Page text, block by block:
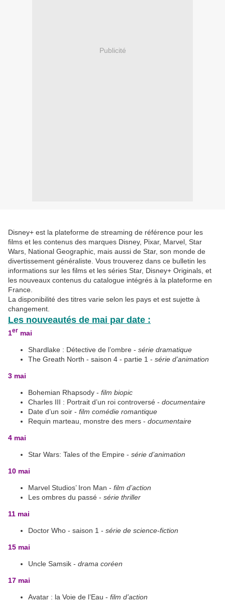
Publicité
Disney+ est la plateforme de streaming de référence pour les
films et les contenus des marques Disney, Pixar, Marvel, Star
Wars, National Geographic, mais aussi de Star, son monde de
divertissement généraliste. Vous trouverez dans ce bulletin les
informations sur les films et les séries Star, Disney+ Originals, et
les nouveaux contenus du catalogue intégrés à la plateforme en
France.
La disponibilité des titres varie selon les pays et est sujette à
changement.
Les nouveautés de mai par date :
1er mai
Shardlake : Détective de l’ombre - série dramatique
The Greath North - saison 4 - partie 1 - série d’animation
3 mai
Bohemian Rhapsody - film biopic
Charles III : Portrait d’un roi controversé - documentaire
Date d’un soir - film comédie romantique
Requin marteau, monstre des mers - documentaire
4 mai
Star Wars: Tales of the Empire - série d’animation
10 mai
Marvel Studios’ Iron Man - film d’action
Les ombres du passé - série thriller
11 mai
Doctor Who - saison 1 - série de science-fiction
15 mai
Uncle Samsik - drama coréen
17 mai
Avatar : la Voie de l’Eau - film d’action